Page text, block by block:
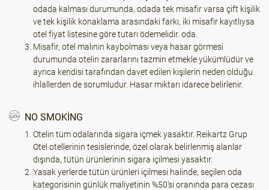
odada kalması durumunda, odada tek misafir varsa çift kişilik
ve tek kişilik konaklama arasındaki farkı, iki misafir kayıtlıysa
otel fiyat listesine göre tutarı ödemelidir. oda.
Misafir, otel malının kaybolması veya hasar görmesi
durumunda otelin zararlarını tazmin etmekle yükümlüdür ve
ayrıca kendisi tarafından davet edilen kişilerin neden olduğu
ihlallerden de sorumludur. Hasar miktarı idarece belirlenir.
NO SMOKING
Otelin tüm odalarında sigara içmek yasaktır. Reikartz Grup
Otel otellerinin tesislerinde, özel olarak belirlenmiş alanlar
dışında, tütün ürünlerinin sigara içilmesi yasaktır.
Yasak yerlerde tütün ürünleri içilmesi halinde, seçilen oda
kategorisinin günlük maliyetinin %50'si oranında para cezası